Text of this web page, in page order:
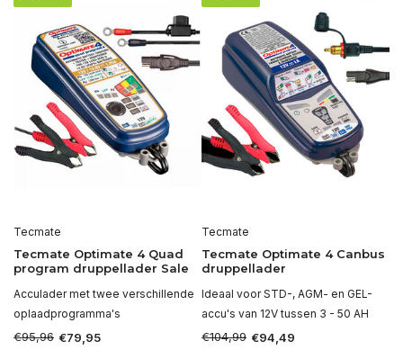
Tecmate
Tecmate Optimate 4 Quad
program druppellader Sale
Acculader met twee verschillende
oplaadprogramma's
€95,96 €79,95
Tecmate
Tecmate Optimate 4 Canbus
druppellader
Ideaal voor STD-, AGM- en GEL-
accu's van 12V tussen 3 - 50 AH
€104,99 €94,49